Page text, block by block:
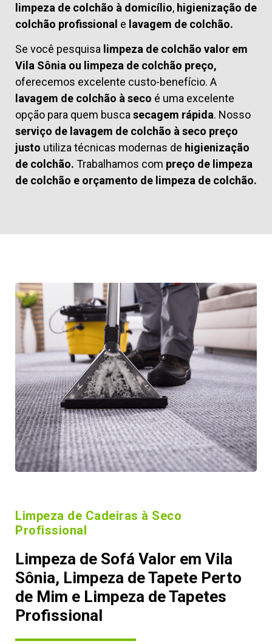
limpeza de colchão à domicílio, higienização de
colchão profissional e lavagem de colchão.
Se você pesquisa limpeza de colchão valor em
Vila Sônia ou limpeza de colchão preço,
oferecemos excelente custo-benefício. A
lavagem de colchão à seco é uma excelente
opção para quem busca secagem rápida. Nosso
serviço de lavagem de colchão à seco preço
justo utiliza técnicas modernas de higienização
de colchão. Trabalhamos com preço de limpeza
de colchão e orçamento de limpeza de colchão.
Limpeza de Cadeiras à Seco
Profissional
Limpeza de Sofá Valor em Vila
Sônia, Limpeza de Tapete Perto
de Mim e Limpeza de Tapetes
Profissional